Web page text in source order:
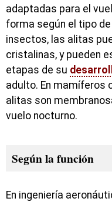
adaptadas para el
forma según el tipo
insectos, las alitas
cristalinas, y pueden
etapas de su
adulto. En mamíferos
alitas son
vuelo nocturno.
Según la función
En ingeniería